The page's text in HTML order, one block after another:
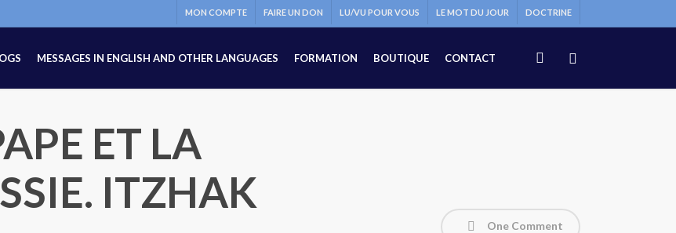
MON COMPTE FAIRE UN DON LU/VU POUR VOUS LE MOT DU JOUR DOCTRINE
MESSAGES IN ENGLISH AND OTHER LANGUAGES FORMATION BOUTIQUE CONTACT search
ET LA
ITZHAK
One Comment